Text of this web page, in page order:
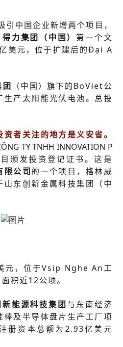
中国企业新增两个项目，
得力集团（中国） 第一个文
美元，位于扩建后的Đại A
团 （中国）旗下的BoViet公
产太阳能光伏电池。总投
者关注的地方是义安省。
TY TNHH INNOVATION P
颁发投资登记证书。这是
限公司的一个项目，格林威
东创新金属科技集团（中
元，位于Vsip Nghe An工
积近12公顷。
新能源科技集团与东南经济
棒及半导体盘片生产工厂项
册资本总额为2.93亿美元